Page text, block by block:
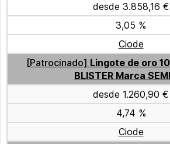
desde 3.858,16 €
3,05 %
Ciode
[Patrocinado] Lingote de oro
BLISTER Marca
desde 1.260,90 €
4,74 %
Ciode